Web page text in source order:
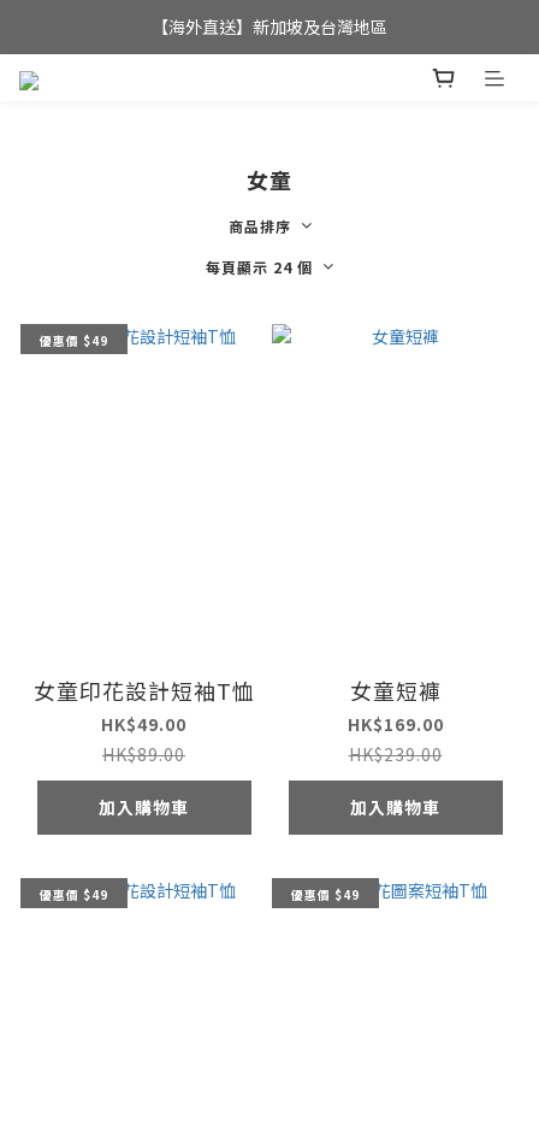
全店滿$350，即可享港澳地區免運費;
【海外直送】新加坡及台灣地區
女童
商品排序
每頁顯示 24 個
優惠價 $49
女童印花設計短袖T恤
HK$49.00
HK$89.00
加入購物車
女童短褲
HK$169.00
HK$239.00
加入購物車
優惠價 $49 優惠價 $49